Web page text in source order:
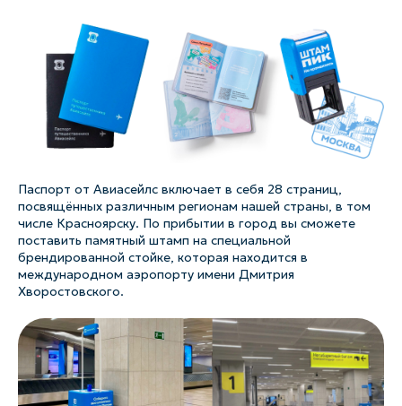
Паспорт от Авиасейлс включает в себя 28 страниц,
посвящённых различным регионам нашей страны, в том
числе Красноярску. По прибытии в город вы сможете
поставить памятный штамп на специальной
брендированной стойке, которая находится в
международном аэропорту имени Дмитрия
Хворостовского.